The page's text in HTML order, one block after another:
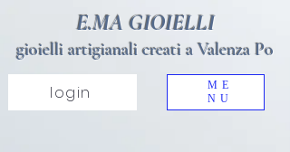
ME
NU
E.MA GIOIELLI
gioielli artigianali creati a Valenza Po
login